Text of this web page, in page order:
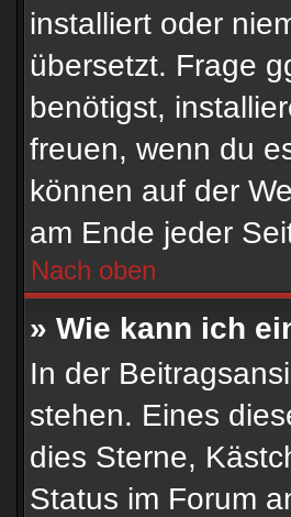
installiert oder
übersetzt. Frage
benötigst,
freuen, wenn du
können auf der
am Ende jeder
Nach oben
» Wie kann ich
In der
stehen. Eines
dies Sterne,
Status im Forum